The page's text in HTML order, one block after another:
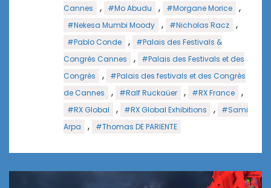
Cannes
, #Mo Abudu , #Morgane Morice ,
#Nekesa Mumbi Moody , #Nicholas Racz ,
#Pablo Conde ,
#Palais des Festivals &
Congrès Cannes
,
#Palais des Festivals et des
Congrès
,
#Palais des festivals et des Congrès
de Cannes
, #Ralf Ruckaüer , #RX France ,
#RX Global , #RX Global Exhibitions ,
#Sami
Arpa
, #Thomas DE PARIENTE